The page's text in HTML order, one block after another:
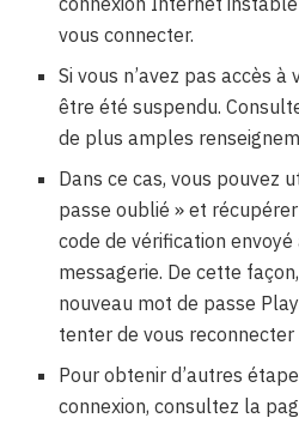
vous connecter.
Si vous n’avez pas accès
être été suspendu.
de plus amples
Dans ce cas, vous pouvez
passe oublié » et
code de vérification
messagerie. De cette
nouveau mot de passe
tenter de vous
Pour obtenir d’autres
connexion, consultez la